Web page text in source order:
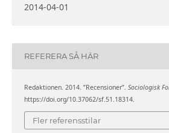
2014-04-01
REFERERA SÅ HÄR
Redaktionen. 2014. ”Recensioner”. Sociologisk
https://doi.org/10.37062/sf.51.18314.
Fler referensstilar